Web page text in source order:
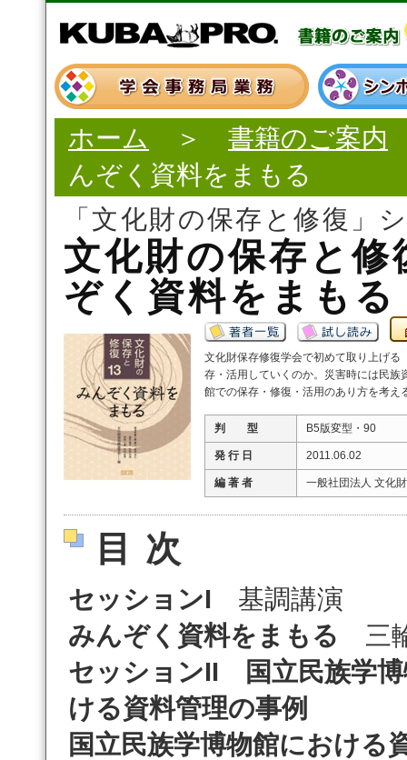
ホーム ＞ 書籍のご案内
んぞく資料をまもる
「文化財の保存と修復」
文化財の保存と修
ぞく資料をまもる
文化財保存修復学会で初めて取り上げ
存・活用していくのか。災害時には民
館での保存・修復・活用のあり方を考え
判 型 B5版変型・90
発 行 日 2011.06.02
編 著 者 一般社団法人 文化
目次
セッションI 基調講演
みんぞく資料をまもる 三
セッションII 国立民族学博
ける資料管理の事例
国立民族学博物館における